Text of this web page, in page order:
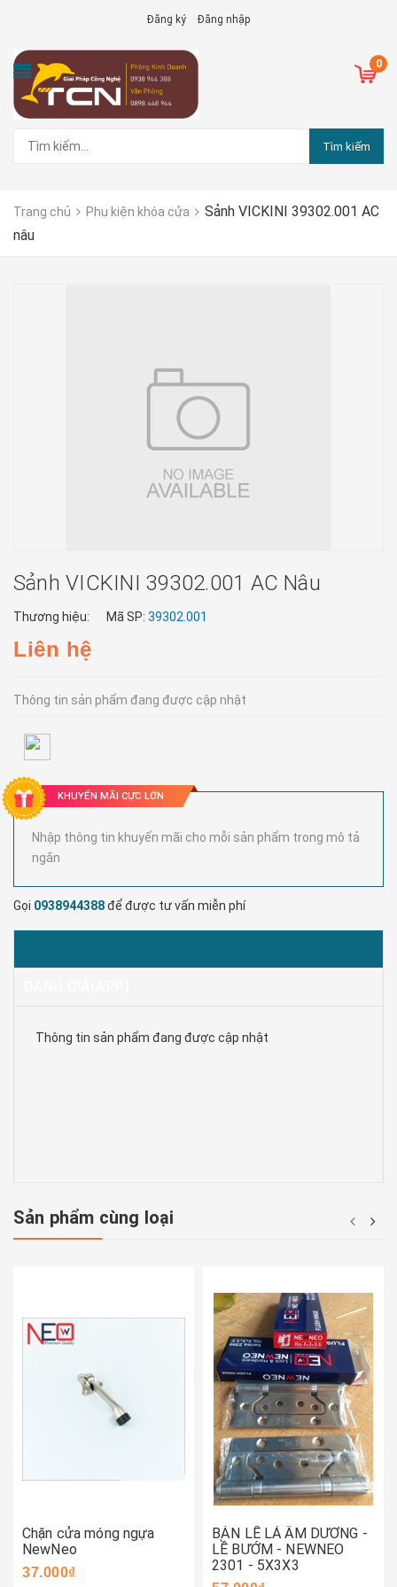
Đăng ký Đăng nhập
0
Tìm kiếm
Trang chủ Phụ kiện khóa cửa
Sảnh VICKINI 39302.001 AC
nâu
Sảnh VICKINI 39302.001 AC Nâu
Thương hiệu: Mã SP: 39302.001
Liên hệ
Thông tin sản phẩm đang được cập nhật
KHUYẾN MÃI CỰC LỚN
Nhập thông tin khuyến mãi cho mỗi sản phẩm trong mô tả
ngắn
Gọi 0938944388để được tư vấn miễn phí
Thông tin sản phẩm đang được cập nhật
Sản phẩm cùng loại
Chặn cửa móng ngựa
NewNeo
37.000₫
BẢN LỀ LÁ ÂM DƯƠNG -
LỀ BƯỚM - NEWNEO
2301 - 5X3X3